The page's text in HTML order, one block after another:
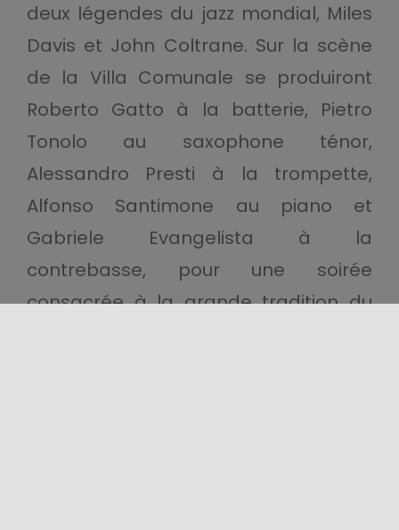
deux légendes du jazz mondial, Miles
Davis et John Coltrane. Sur la scène
de la Villa Comunale se produiront
Roberto Gatto à la batterie, Pietro
Tonolo au saxophone ténor,
Alessandro Presti à la trompette,
Alfonso Santimone au piano et
Gabriele Evangelista à la
contrebasse, pour une soirée
consacrée à la grande tradition du